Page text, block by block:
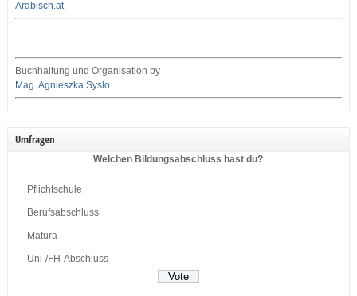
Arabisch.at
Buchhaltung und Organisation by
Mag. Agnieszka Syslo
Umfragen
Welchen Bildungsabschluss hast du?
Pflichtschule
Berufsabschluss
Matura
Uni-/FH-Abschluss